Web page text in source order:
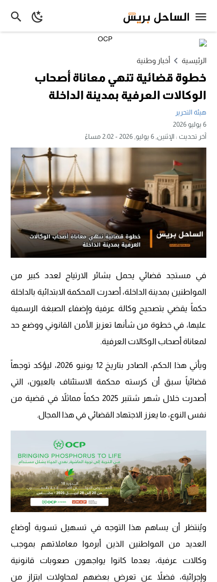
الرئيسية أخبار وطنية
خطوة قضائية تنهي معاناة أصحاب
الوكالات العرفية بمدينة الداخلة
هيئة التحرير
6 يوليو 2026
آخر تحديث :الإثنين, 6 يوليو, 2026 - 2:02 مساءً
في مستجد قضائي يحمل بشائر الارتياح لعدد كبير من
المواطنين بمدينة الداخلة، أصدرت المحكمة الابتدائية بالداخلة
حكماً يقضي بتصحيح وكالة عرفية وإضفاء الصبغة الرسمية
عليها، في خطوة من شأنها تعزيز الأمن القانوني ووضع حد
لمعاناة أصحاب الوكالات العرفية.
ويأتي هذا الحكم، الصادر بتاريخ 12 يونيو 2026، ليؤكد توجهاً
قضائياً سبق أن كرسته محكمة الاستئناف بالعيون، التي
أصدرت خلال شهر شتنبر 2025 حكماً مماثلاً في قضية من
نفس النوع، ما يعزز الاجتهاد القضائي في هذا المجال.
ويُنتظر أن يساهم هذا التوجه في تسهيل تسوية أوضاع
العديد من المواطنين الذين أبرموا معاملاتهم بموجب
وكالات عرفية، بعدما كانوا يواجهون صعوبات قانونية
وإجرائية، فضلاً عن تعرض بعضهم لمحاولات ابتزاز من